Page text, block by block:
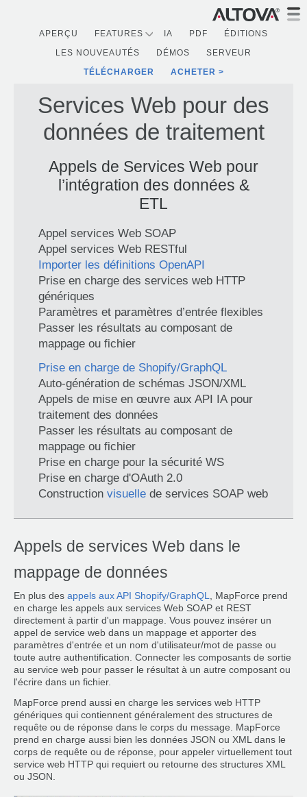
APERÇU FEATURES IA PDF
ÉDITIONS
LES NOUVEAUTÉS
DÉMOS
SERVEUR
TÉLÉCHARGER
ACHETER
Services Web pour des
données de traitement
Appels de Services Web pour
l’intégration des données &
ETL
Appel services Web SOAP
Appel services Web RESTful
Importer les définitions OpenAPI
Prise en charge des services web HTTP
génériques
Paramètres et paramètres d’entrée flexibles
Passer les résultats au composant de
mappage ou fichier
Prise en charge de Shopify/GraphQL
Auto-génération de schémas JSON/XML
Appels de mise en œuvre aux API IA pour
traitement des données
Passer les résultats au composant de
mappage ou fichier
Prise en charge pour la sécurité WS
Prise en charge d'OAuth 2.0
Construction visuelle de services SOAP web
Appels de services Web dans le
mappage de données
En plus des appels aux API Shopify/GraphQL
, MapForce prend
en charge les appels aux services Web SOAP et REST
directement à partir d'un mappage. Vous pouvez insérer un
appel de service web dans un mappage et apporter des
paramètres d'entrée et un nom d'utilisateur/mot de passe ou
toute autre authentification. Connecter les composants de sortie
au service web pour passer le résultat à un autre composant ou
l'écrire dans un fichier.
MapForce prend aussi en charge les services web HTTP
génériques qui contiennent généralement des structures de
requête ou de réponse dans le corps du message. MapForce
prend en charge aussi bien les données JSON ou XML dans le
corps de requête ou de réponse, pour appeler virtuellement tout
service web HTTP qui requiert ou retourne des structures XML
ou JSON.